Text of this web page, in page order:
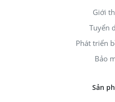
Giới
Tuyển
Phát triển
Bảo
Sản